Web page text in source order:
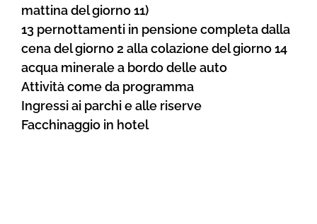
mattina del giorno 11)
13 pernottamenti in pensione completa dalla
cena del giorno 2 alla colazione del giorno 14
acqua minerale a bordo delle auto
Attività come da programma
Ingressi ai parchi e alle riserve
Facchinaggio in hotel